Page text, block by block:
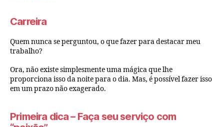
Carreira
Quem nunca se perguntou, o que fazer para destacar meu
trabalho?
Ora, não existe simplesmente uma mágica que lhe
proporciona isso da noite para o dia. Mas, é possível fazer isso
em um prazo não exagerado.
Primeira dica– Faça seu serviço com